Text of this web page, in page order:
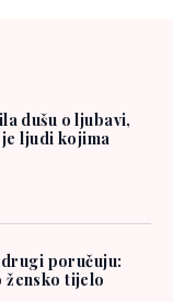
dušu o ljubavi,
ljudi kojima
poručuju:
žensko tijelo